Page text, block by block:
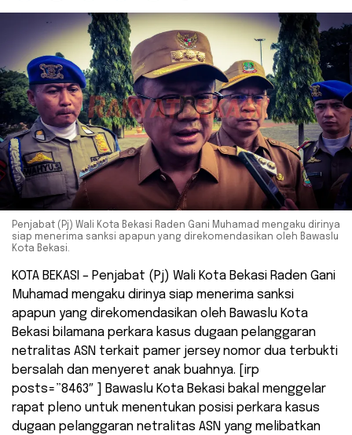
Penjabat (Pj) Wali Kota Bekasi Raden Gani Muhamad mengaku dirinya
siap menerima sanksi apapun yang direkomendasikan oleh Bawaslu
Kota Bekasi.
KOTA BEKASI – Penjabat (Pj) Wali Kota Bekasi Raden Gani
Muhamad mengaku dirinya siap menerima sanksi
apapun yang direkomendasikan oleh Bawaslu Kota
Bekasi bilamana perkara kasus dugaan pelanggaran
netralitas ASN terkait pamer jersey nomor dua terbukti
bersalah dan menyeret anak buahnya. [irp
posts=”8463″ ] Bawaslu Kota Bekasi bakal menggelar
rapat pleno untuk menentukan posisi perkara kasus
dugaan pelanggaran netralitas ASN yang melibatkan